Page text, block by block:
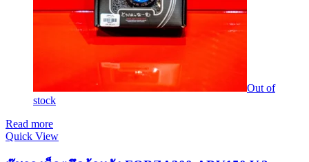
Out of
stock
Read more
Quick View